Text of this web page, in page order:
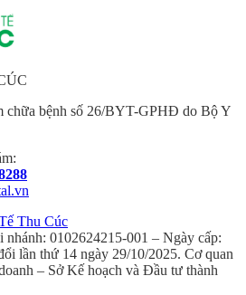
chữa bệnh số 26/BYT-GPHĐ do Bộ Y
Thu Cúc
0102624215-001 – Ngày cấp:
lần thứ 14 ngày 29/10/2025. Cơ quan
– Sở Kế hoạch và Đầu tư thành